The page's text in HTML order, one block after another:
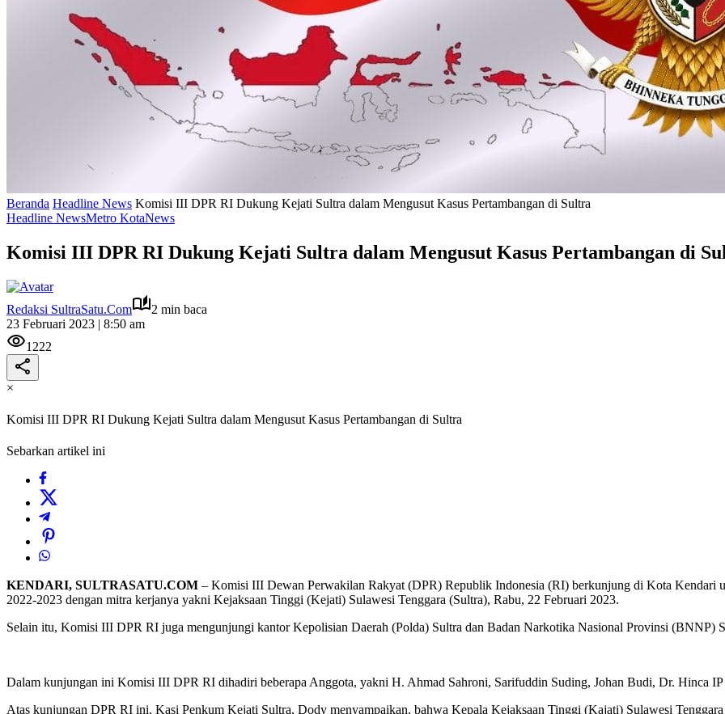
Beranda Headline News Komisi III DPR RI Dukung Kejati Sultra dalam Mengusut Kasus Pertambangan di Sultra
Headline NewsMetro KotaNews
Komisi III DPR RI Dukung Kejati Sultra dalam Mengusut Kasus Pertambangan di
Redaksi SultraSatu.Com
2 min baca
23 Februari 2023 | 8:50 am
1222
×
Komisi III DPR RI Dukung Kejati Sultra dalam Mengusut Kasus Pertambangan di Sultra
Sebarkan artikel ini
KENDARI, SULTRASATU.COM – Komisi III Dewan Perwakilan Rakyat (DPR) Republik Indonesia (RI) berkunjung di Kota Kendari
2022-2023 dengan mitra kerjanya yakni Kejaksaan Tinggi (Kejati) Sulawesi Tenggara (Sultra), Rabu, 22 Februari 2023.
Selain itu, Komisi III DPR RI juga mengunjungi kantor Kepolisian Daerah (Polda) Sultra dan Badan Narkotika Nasional Provinsi (BNNP)
Dalam kunjungan ini Komisi III DPR RI dihadiri beberapa Anggota, yakni H. Ahmad Sahroni, Sarifuddin Suding, Johan Budi, Dr. Hinca IP
Atas kunjungan DPR RI ini, Kasi Penkum Kejati Sultra, Dody menyampaikan, bahwa Kepala Kejaksaan Tinggi (Kajati) Sulawesi